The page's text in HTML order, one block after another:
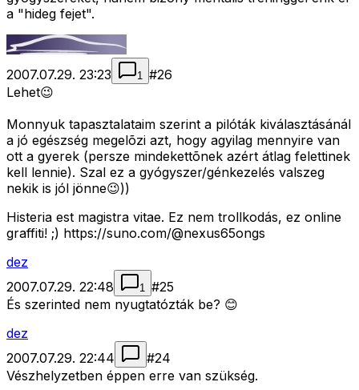
a "hideg fejet".
2007.07.29. 23:23 1 #26
Lehet😉
Monnyuk tapasztalataim szerint a pilóták kiválasztásánál
a jó egészség megelõzi azt, hogy agyilag mennyire van
ott a gyerek (persze mindekettõnek azért átlag felettinek
kell lennie). Szal ez a gyógyszer/génkezelés valszeg
nekik is jól jönne😉))
Histeria est magistra vitae. Ez nem trollkodás, ez online
graffiti! ;) https://suno.com/@nexus65ongs
dez
2007.07.29. 22:48
1 #25
És szerinted nem nyugtatózták be? 😊
dez
2007.07.29. 22:44
#24
Vészhelyzetben éppen erre van szükség.